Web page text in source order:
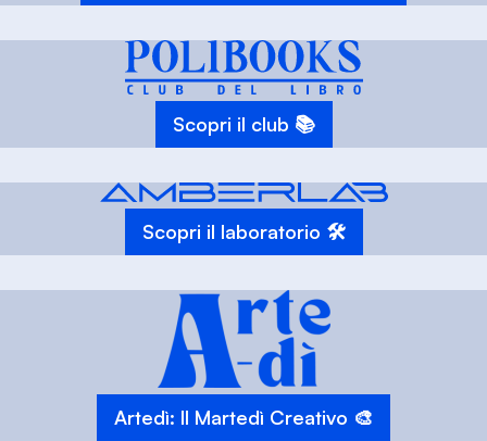
Scopri il club 📚
Scopri il laboratorio 🛠️
Artedì: Il Martedì Creativo 🎨